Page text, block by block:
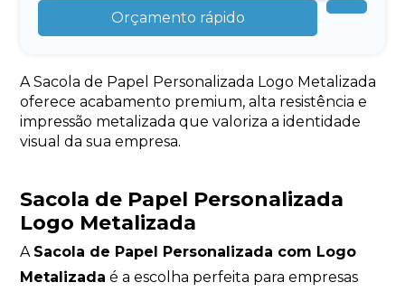
Orçamento rápido
A Sacola de Papel Personalizada Logo Metalizada
oferece acabamento premium, alta resistência e
impressão metalizada que valoriza a identidade
visual da sua empresa.
Sacola de Papel Personalizada
Logo Metalizada
A Sacola de Papel Personalizada com Logo
Metalizada é a escolha perfeita para empresas